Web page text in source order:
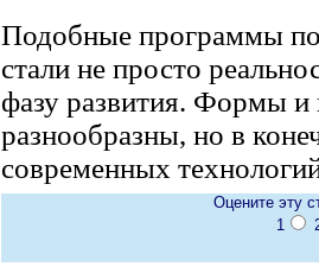
Подобные программы
стали не просто
фазу развития. Формы
разнообразны, но в
современных
Оцените эту
1